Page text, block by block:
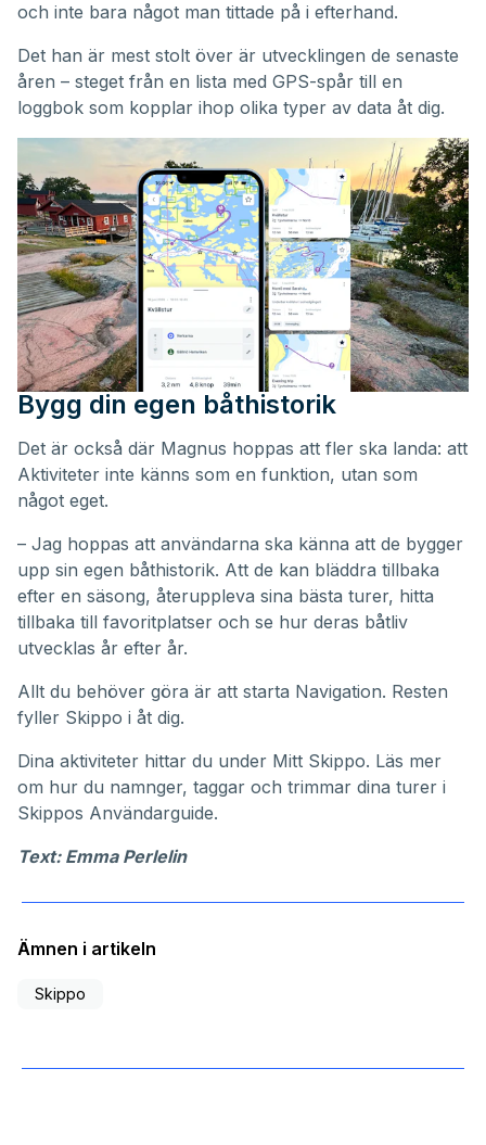
och inte bara något man tittade på i efterhand.
Det han är mest stolt över är utvecklingen de senaste
åren – steget från en lista med GPS-spår till en
loggbok som kopplar ihop olika typer av data åt dig.
Bygg din egen båthistorik
Det är också där Magnus hoppas att fler ska landa: att
Aktiviteter inte känns som en funktion, utan som
något eget.
– Jag hoppas att användarna ska känna att de bygger
upp sin egen båthistorik. Att de kan bläddra tillbaka
efter en säsong, återuppleva sina bästa turer, hitta
tillbaka till favoritplatser och se hur deras båtliv
utvecklas år efter år.
Allt du behöver göra är att starta Navigation. Resten
fyller Skippo i åt dig.
Dina aktiviteter hittar du under Mitt Skippo. Läs mer
om hur du namnger, taggar och trimmar dina turer i
Skippos Användarguide.
Text: Emma Perlelin
Ämnen i artikeln
Skippo